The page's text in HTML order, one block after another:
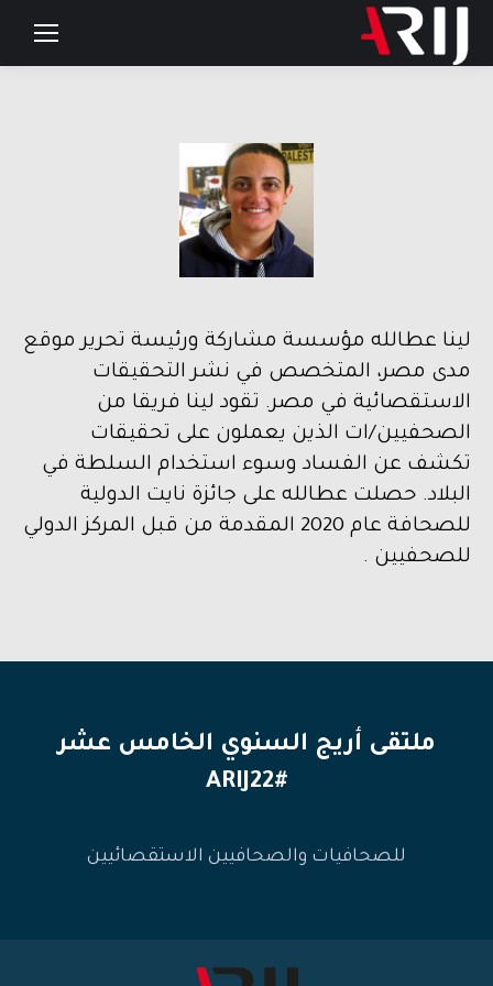
لينا عطالله مؤسسة مشاركة ورئيسة تحرير موقع
مدى مصر، المتخصص في نشر التحقيقات
الاستقصائية في مصر. تقود لينا فريقا من
الصحفيين/ات الذين يعملون على تحقيقات
تكشف عن الفساد وسوء استخدام السلطة في
البلاد. حصلت عطالله على جائزة نايت الدولية
للصحافة عام 2020 المقدمة من قبل المركز الدولي
للصحفيين .
ملتقى أريج السنوي الخامس عشر
#ARIJ22
للصحافيات والصحافيين الاستقصائيين